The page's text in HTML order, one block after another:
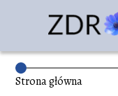
Strona główna